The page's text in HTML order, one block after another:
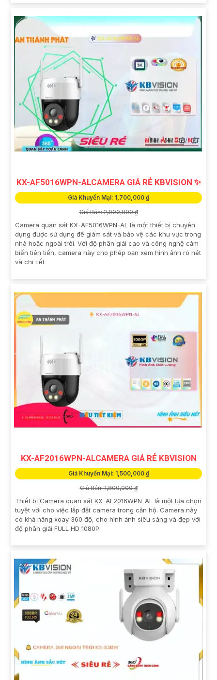
KX-AF5016WPN-ALCAMERA GIÁ RẺ KBVISION ✨
Giá Khuyến Mại: 1,700,000 ₫
Giá Bán: 2,000,000 ₫
Camera quan sát KX-AF5016WPN-AL là một thiết bị chuyên
dụng được sử dụng để giám sát và bảo vệ các khu vực trong
nhà hoặc ngoài trời. Với độ phân giải cao và công nghệ cảm
biến tiên tiến, camera này cho phép bạn xem hình ảnh rõ nét
và chi tiết
KX-AF2016WPN-ALCAMERA GIÁ RẺ KBVISION
Giá Khuyến Mại: 1,500,000 ₫
Giá Bán: 1,800,000 ₫
Thiết bị Camera quan sát KX-AF2016WPN-AL là một lựa chọn
tuyệt vời cho việc lắp đặt camera trong căn hộ. Camera này
có khả năng xoay 360 độ, cho hình ảnh siêu sáng và đẹp với
độ phân giải FULL HD 1080P